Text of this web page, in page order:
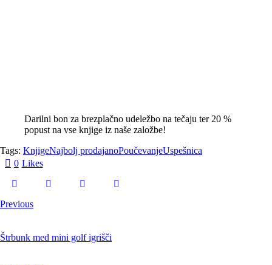
Darilni bon za brezplačno udeležbo na tečaju ter 20 %
popust na vse knjige iz naše založbe!
Tags: KnjigeNajbolj prodajanoPoučevanjeUspešnica
0 Likes
Previous
Štrbunk med mini golf igrišči